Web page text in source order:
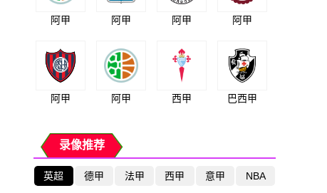
阿甲 阿甲 阿甲 阿甲
阿甲 阿甲 西甲 巴西甲
录像推荐
英超 德甲 法甲 西甲 意甲 NBA